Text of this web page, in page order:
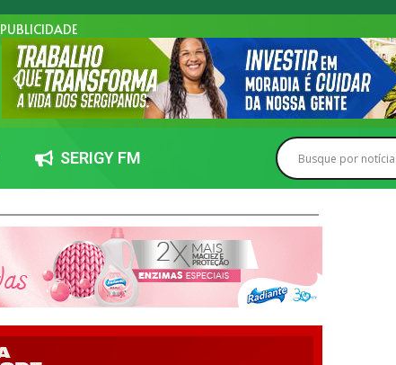
PUBLICIDADE
SERIGY FM